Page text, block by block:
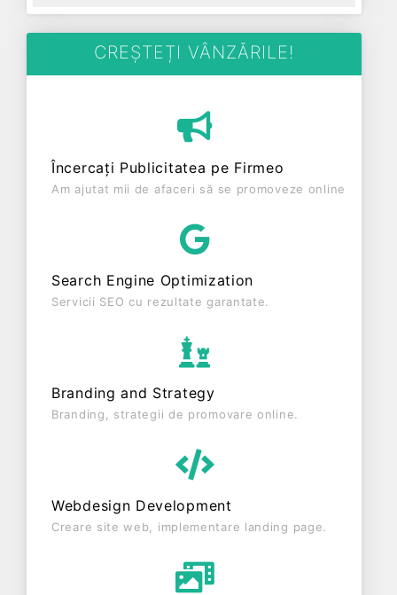
poziționat în zona de Centru a țării, în judetul
ALBA, compania aduce o contribuție semnificativă
fost fondată în anul 2022, având o vechime de 4
ani. Conform ultimului bilanț, societatea a
de 0 RON, gestionând operațiunile cu un număr
mediu de 0 de salariați pe ultimul an fiscal.
din punct de vedere fiscal si are status:
FUNCTIUNE. Societatea nu este plătitoare de TVA.
CREȘTEȚI VÂNZĂRILE!
Încercați Publicitatea pe Firmeo
Am ajutat mii de afaceri să se promoveze online
Search Engine Optimization
Servicii SEO cu rezultate garantate.
Branding and Strategy
Branding, strategii de promovare online.
Webdesign Development
Creare site web, implementare landing page.